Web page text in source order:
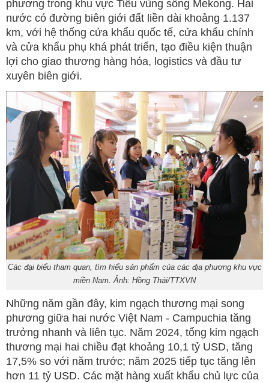
phương trong khu vực Tiểu vùng sông Mekong. Hai
nước có đường biên giới đất liền dài khoảng 1.137
km, với hệ thống cửa khẩu quốc tế, cửa khẩu chính
và cửa khẩu phụ khá phát triển, tạo điều kiện thuận
lợi cho giao thương hàng hóa, logistics và đầu tư
xuyên biên giới.
Các đại biểu tham quan, tìm hiểu sản phẩm của các địa phương khu vực
miền Nam. Ảnh: Hồng Thái/TTXVN
Những năm gần đây, kim ngạch thương mại song
phương giữa hai nước Việt Nam - Campuchia tăng
trưởng nhanh và liên tục. Năm 2024, tổng kim ngạch
thương mại hai chiều đạt khoảng 10,1 tỷ USD, tăng
17,5% so với năm trước; năm 2025 tiếp tục tăng lên
hơn 11 tỷ USD. Các mặt hàng xuất khẩu chủ lực của